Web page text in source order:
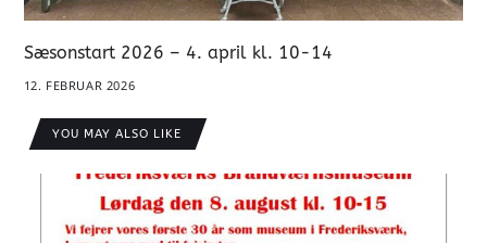
Sæsonstart 2026 – 4. april kl. 10-14
12. FEBRUAR 2026
YOU MAY ALSO LIKE